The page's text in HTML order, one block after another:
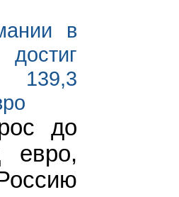
в
139,3
до
евро,